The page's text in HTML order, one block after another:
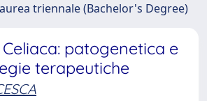
triennale (Bachelor's Degree)
patogenetica e
terapeutiche